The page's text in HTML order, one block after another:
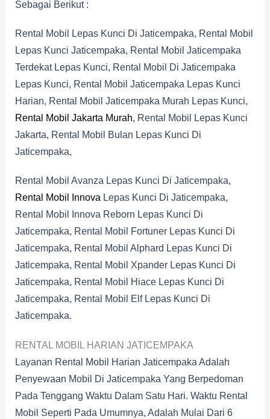
Sebagai Berikut :
Rental Mobil Lepas Kunci Di Jaticempaka, Rental Mobil
Lepas Kunci Jaticempaka, Rental Mobil Jaticempaka
Terdekat Lepas Kunci, Rental Mobil Di Jaticempaka
Lepas Kunci, Rental Mobil Jaticempaka Lepas Kunci
Harian, Rental Mobil Jaticempaka Murah Lepas Kunci,
Rental Mobil Jakarta Murah, Rental Mobil Lepas Kunci
Jakarta, Rental Mobil Bulan Lepas Kunci Di
Jaticempaka,
Rental Mobil Avanza Lepas Kunci Di Jaticempaka,
Rental Mobil Innova Lepas Kunci Di Jaticempaka,
Rental Mobil Innova Reborn Lepas Kunci Di
Jaticempaka, Rental Mobil Fortuner Lepas Kunci Di
Jaticempaka, Rental Mobil Alphard Lepas Kunci Di
Jaticempaka, Rental Mobil Xpander Lepas Kunci Di
Jaticempaka, Rental Mobil Hiace Lepas Kunci Di
Jaticempaka, Rental Mobil Elf Lepas Kunci Di
Jaticempaka.
RENTAL MOBIL HARIAN JATICEMPAKA
Layanan Rental Mobil Harian Jaticempaka Adalah
Penyewaan Mobil Di Jaticempaka Yang Berpedoman
Pada Tenggang Waktu Dalam Satu Hari. Waktu Rental
Mobil Seperti Pada Umumnya, Adalah Mulai Dari 6